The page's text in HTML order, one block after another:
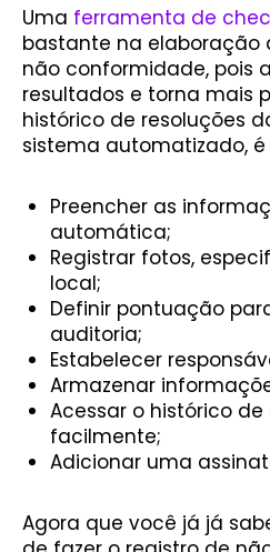
Uma ferramenta de
bastante na elaboração
não conformidade, pois
resultados e torna mais
histórico de resoluções
sistema automatizado, é
Preencher as
automática;
Registrar fotos,
local;
Definir pontuação
auditoria;
Estabelecer
Armazenar
Acessar o histórico
facilmente;
Adicionar uma
Agora que você já já